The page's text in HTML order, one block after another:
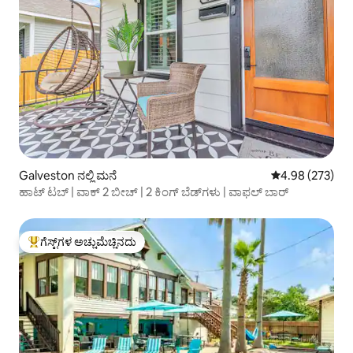
Galveston ನಲ್ಲಿ ಮನೆ 5 ರಲ್ಲಿ 4.98
4.98 (273)
ಹಾಟ್ ಟಬ್ | ವಾಕ್ 2 ಬೀಚ್ | 2 ಕಿಂಗ್ ಬೆಡ್‌ಗಳು | ವಾಫಲ್ ಬಾರ್
ಗೆಸ್ಟ್‌ಗಳಿಗೆ ಅತಿ ಹೆಚ್ಚು ಅಚ್ಚುಮೆಚ್ಚಿನದು
ಗೆಸ್ಟ್‌ಗಳ ಅಚ್ಚುಮೆಚ್ಚಿನದು